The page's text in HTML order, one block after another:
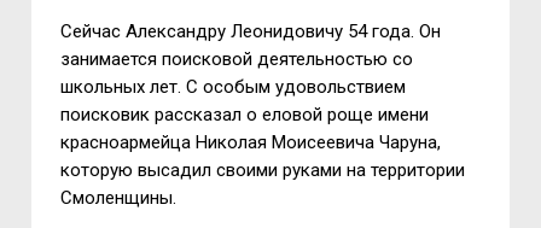
Сейчас Александру Леонидовичу 54 года. Он
занимается поисковой деятельностью со
школьных лет. С особым удовольствием
поисковик рассказал о еловой роще имени
красноармейца Николая Моисеевича Чаруна,
которую высадил своими руками на территории
Смоленщины.